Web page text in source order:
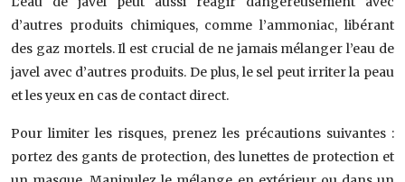
d’autres produits chimiques, comme l’ammoniac, libérant
des gaz mortels. Il est crucial de ne jamais mélanger l’eau de
javel avec d’autres produits. De plus, le sel peut irriter la peau
et les yeux en cas de contact direct.
Pour limiter les risques, prenez les précautions suivantes :
portez des gants de protection, des lunettes de protection et